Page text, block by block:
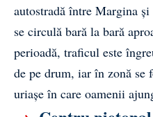
autostradă între Margina
se circulă bară la bară
perioadă, traficul este
de pe drum, iar în zonă se
uriașe în care oamenii